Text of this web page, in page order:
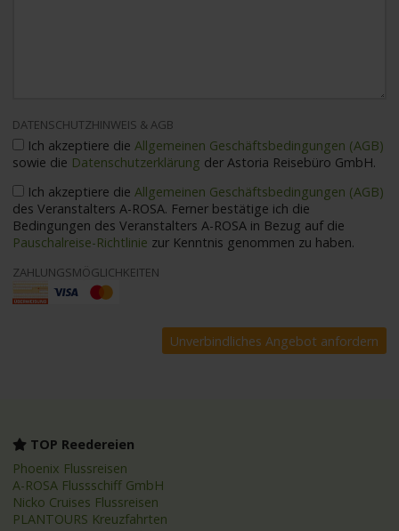
DATENSCHUTZHINWEIS & AGB
Ich akzeptiere die Allgemeinen Geschäftsbedingungen (AGB)
sowie die Datenschutzerklärung der Astoria Reisebüro GmbH.
Ich akzeptiere dieAllgemeinen Geschäftsbedingungen (AGB)
des Veranstalters A-ROSA. Ferner bestätige ich die
Bedingungen des Veranstalters A-ROSA in Bezug auf die
Pauschalreise-Richtlinie zur Kenntnis genommen zu haben.
ZAHLUNGSMÖGLICHKEITEN
TOP Reedereien
Phoenix Flussreisen
A-ROSA Flussschiff GmbH
Nicko Cruises Flussreisen
PLANTOURS Kreuzfahrten